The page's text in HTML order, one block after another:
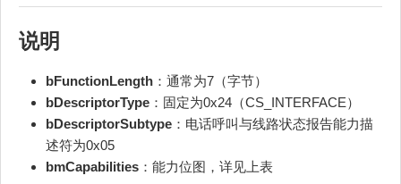
说明
bFunctionLength ：通常为7（字节）
bDescriptorType ：固定为0x24（CS_INTERFACE）
bDescriptorSubtype ：电话呼叫与线路状态报告能力描
述符为0x05
bmCapabilities ：能力位图，详见上表